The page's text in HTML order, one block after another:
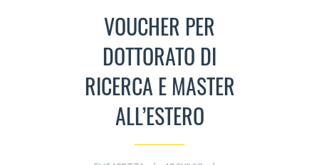
VOUCHER PER
DOTTORATO DI
RICERCA E MASTER
ALL’ESTERO